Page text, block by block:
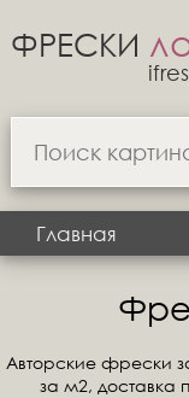
ФРЕСКИ
Главная
Авторские фрески
за м2, доставка